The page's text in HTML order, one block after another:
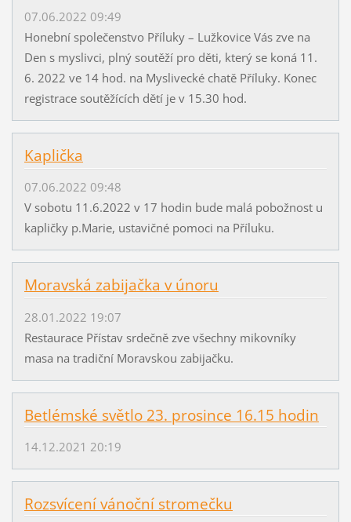
07.06.2022 09:49
Honební společenstvo Příluky – Lužkovice Vás zve na
Den s myslivci, plný soutěží pro děti, který se koná 11.
6. 2022 ve 14 hod. na Myslivecké chatě Příluky. Konec
registrace soutěžících dětí je v 15.30 hod.
Kaplička
07.06.2022 09:48
V sobotu 11.6.2022 v 17 hodin bude malá pobožnost u
kapličky p.Marie, ustavičné pomoci na Příluku.
Moravská zabijačka v únoru
28.01.2022 19:07
Restaurace Přístav srdečně zve všechny mikovníky
masa na tradiční Moravskou zabijačku.
Betlémské světlo 23. prosince 16.15 hodin
14.12.2021 20:19
Rozsvícení vánoční stromečku